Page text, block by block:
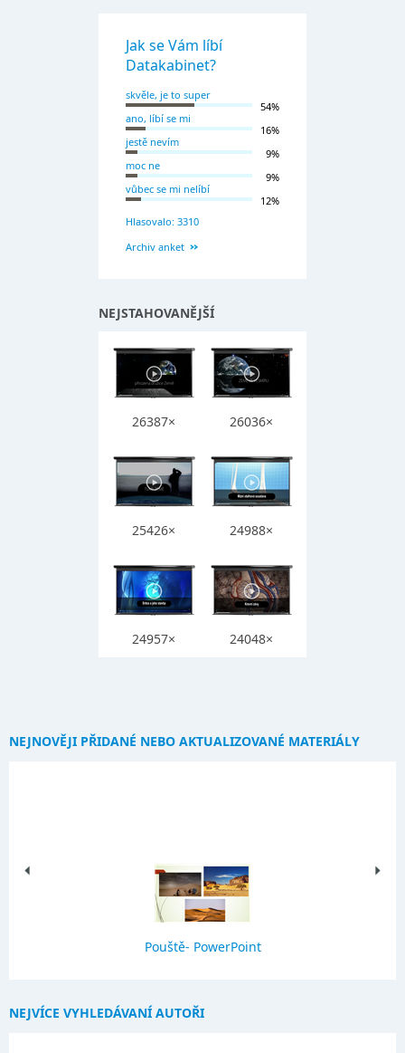
Jak se Vám líbí
Datakabinet?
skvěle, je to super
54%
ano, líbí se mi
16%
jestě nevím
9%
moc ne
9%
vůbec se mi nelíbí
12%
Hlasovalo: 3310
Archiv anket
NEJSTAHOVANĚJŠÍ
26387× 26036×
25426× 24988×
24957× 24048×
NEJNOVĚJI PŘIDANÉ NEBO AKTUALIZOVANÉ MATERIÁLY
Pouště- PowerPoint
NEJVÍCE VYHLEDÁVANÍ AUTOŘI